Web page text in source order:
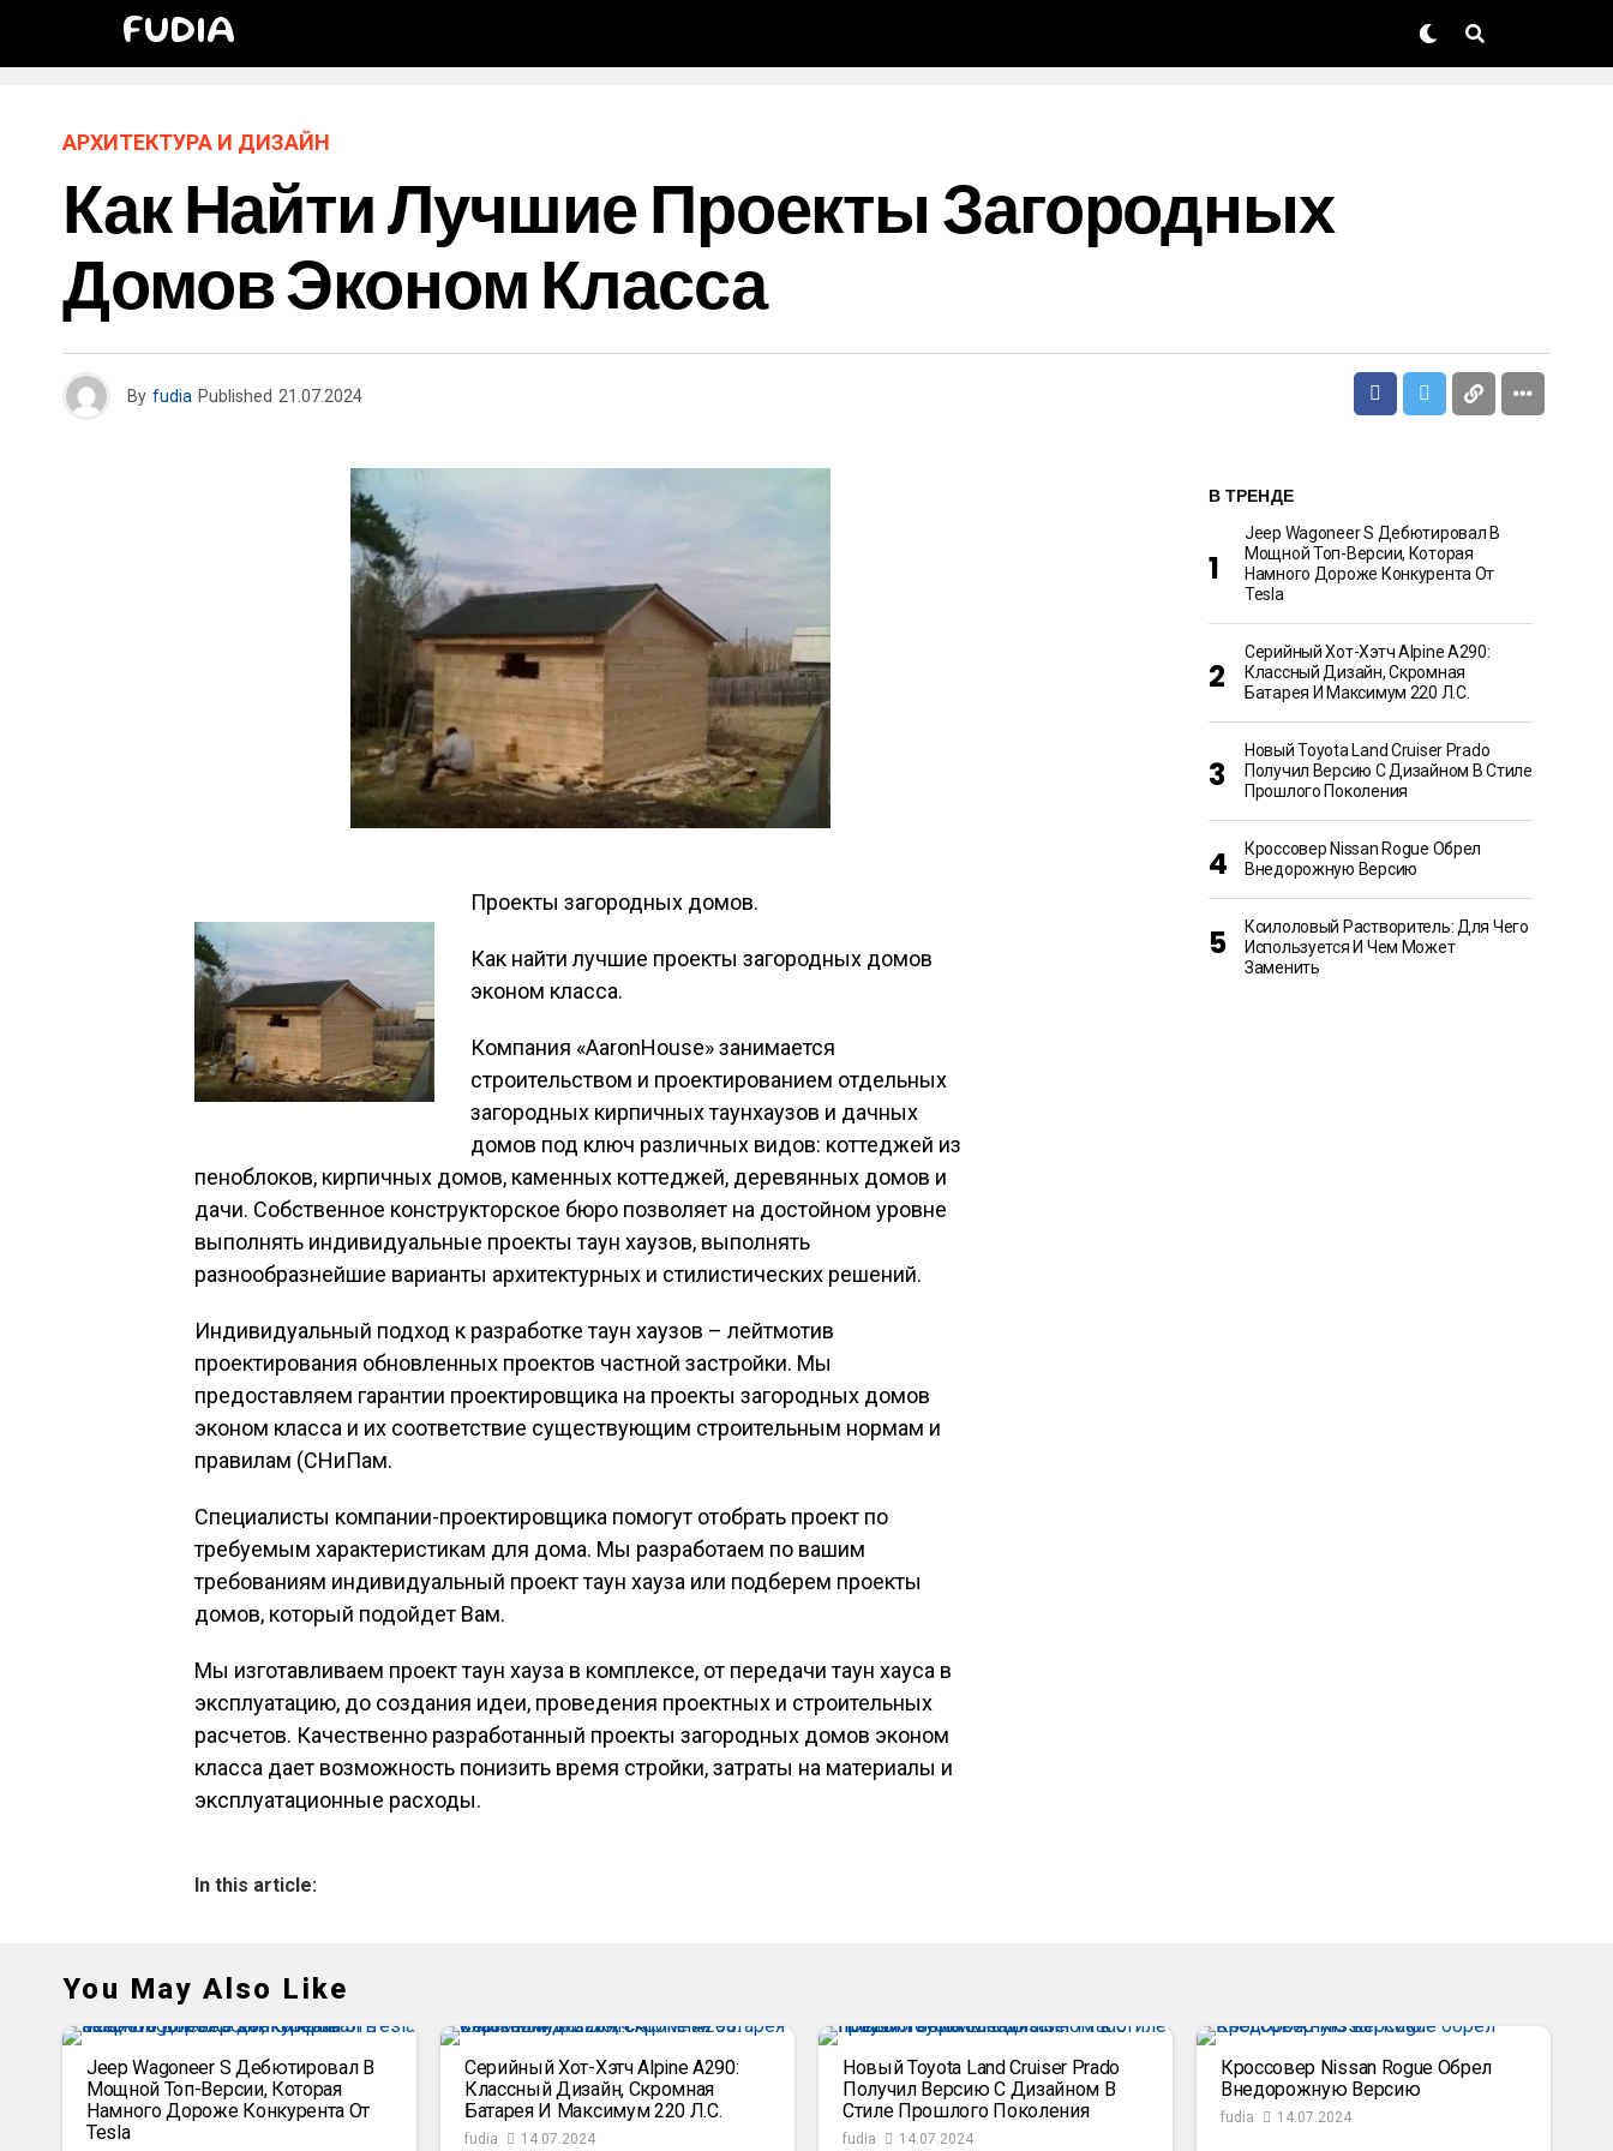
FUDIA
АРХИТЕКТУРА И ДИЗАЙН
Как Найти Лучшие Проекты Загородных
Домов Эконом Класса
By fudia Published 21.07.2024
Проекты загородных домов.
Как найти лучшие проекты загородных домов
эконом класса.
Компания «AaronHouse» занимается
строительством и проектированием отдельных
загородных кирпичных таунхаузов и дачных
домов под ключ различных видов: коттеджей из
пеноблоков, кирпичных домов, каменных коттеджей, деревянных домов и
дачи. Собственное конструкторское бюро позволяет на достойном уровне
выполнять индивидуальные проекты таун хаузов, выполнять
разнообразнейшие варианты архитектурных и стилистических решений.
Индивидуальный подход к разработке таун хаузов – лейтмотив
проектирования обновленных проектов частной застройки. Мы
предоставляем гарантии проектировщика на проекты загородных домов
эконом класса и их соответствие существующим строительным нормам и
правилам (СНиПам.
Специалисты компании-проектировщика помогут отобрать проект по
требуемым характеристикам для дома. Мы разработаем по вашим
требованиям индивидуальный проект таун хауза или подберем проекты
домов, который подойдет Вам.
Мы изготавливаем проект таун хауза в комплексе, от передачи таун хауса в
эксплуатацию, до создания идеи, проведения проектных и строительных
расчетов. Качественно разработанный проекты загородных домов эконом
класса дает возможность понизить время стройки, затраты на материалы и
эксплуатационные расходы.
In this article:
В ТРЕНДЕ
Jeep Wagoneer S Дебютировал В
Мощной Топ-Версии, Которая
Намного Дороже Конкурента От
Tesla
Серийный Хот-Хэтч Alpine A290:
Классный Дизайн, Скромная
Батарея И Максимум 220 Л.с.
Новый Toyota Land Cruiser Prado
Получил Версию С Дизайном В Стиле
Прошлого Поколения
Кроссовер Nissan Rogue Обрел
Внедорожную Версию
Ксилоловый Растворитель: Для Чего
Используется И Чем Может
Заменить
You May Also Like
Jeep Wagoneer S Дебютировал В
Мощной Топ-Версии, Которая
Намного Дороже Конкурента От
Tesla
Серийный Хот-Хэтч Alpine A290:
Классный Дизайн, Скромная
Батарея И Максимум 220 Л.с.
fudia 14.07.2024
Новый Toyota Land Cruiser Prado
Получил Версию С Дизайном В
Стиле Прошлого Поколения
fudia 14.07.2024
Кроссовер Nissan Rogue Обрел
Внедорожную Версию
fudia 14.07.2024